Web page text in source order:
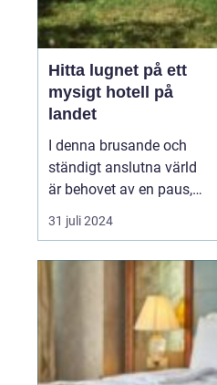
Hitta lugnet på ett
mysigt hotell på
landet
I denna brusande och
ständigt anslutna värld
är behovet av en paus,
en stund av frid, större
än någonsin, ett
31 juli 2024